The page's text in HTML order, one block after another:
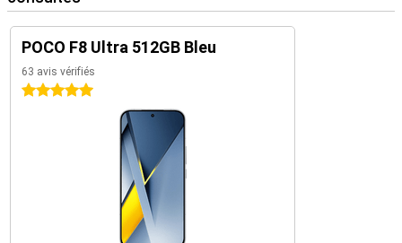
POCO F8 Ultra 512GB Bleu
63 avis vérifiés
5 étoiles